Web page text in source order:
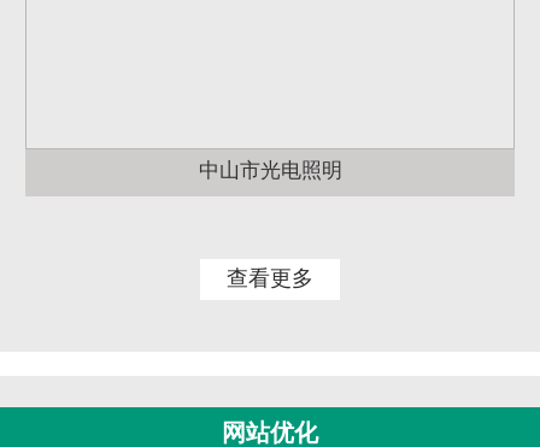
中山市光电照明
查看更多
网站优化